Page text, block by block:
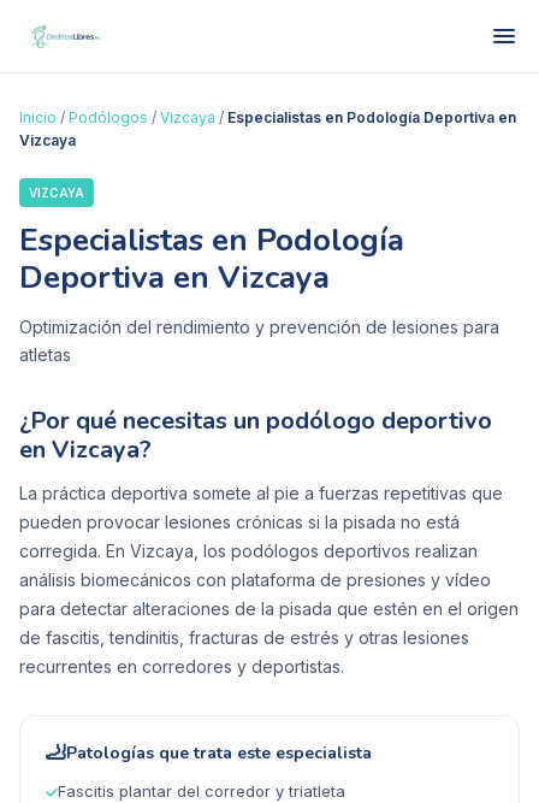
Inicio / Podólogos / Vizcaya / Especialistas en Podología Deportiva en
Vizcaya
VIZCAYA
Especialistas en Podología
Deportiva en Vizcaya
Optimización del rendimiento y prevención de lesiones para
atletas
¿Por qué necesitas un podólogo deportivo
en Vizcaya?
La práctica deportiva somete al pie a fuerzas repetitivas que
pueden provocar lesiones crónicas si la pisada no está
corregida. En Vizcaya, los podólogos deportivos realizan
análisis biomecánicos con plataforma de presiones y vídeo
para detectar alteraciones de la pisada que estén en el origen
de fascitis, tendinitis, fracturas de estrés y otras lesiones
recurrentes en corredores y deportistas.
🦶Patologías que trata este especialista
✓Fascitis plantar del corredor y triatleta